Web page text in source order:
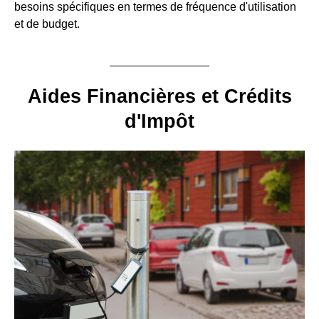
besoins spécifiques en termes de fréquence d'utilisation
et de budget.
Aides Financières et Crédits
d'Impôt